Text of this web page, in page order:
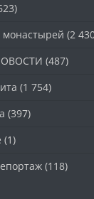
монастырей (2
(487)
(1 754)
(397)
(1)
(118)